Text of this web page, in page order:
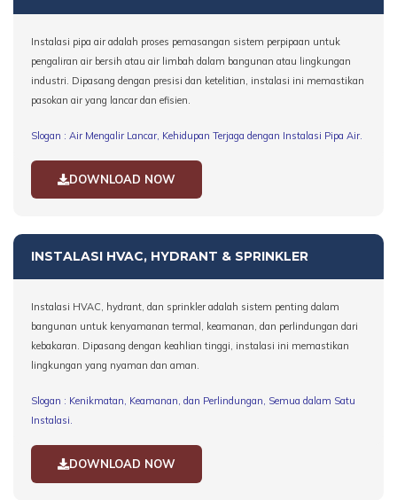
Instalasi pipa air adalah proses pemasangan sistem perpipaan untuk
pengaliran air bersih atau air limbah dalam bangunan atau lingkungan
industri. Dipasang dengan presisi dan ketelitian, instalasi ini memastikan
pasokan air yang lancar dan efisien.
Slogan : Air Mengalir Lancar, Kehidupan Terjaga dengan Instalasi Pipa Air.
DOWNLOAD NOW
INSTALASI HVAC, HYDRANT & SPRINKLER
Instalasi HVAC, hydrant, dan sprinkler adalah sistem penting dalam
bangunan untuk kenyamanan termal, keamanan, dan perlindungan dari
kebakaran. Dipasang dengan keahlian tinggi, instalasi ini memastikan
lingkungan yang nyaman dan aman.
Slogan : Kenikmatan, Keamanan, dan Perlindungan, Semua dalam Satu
Instalasi.
DOWNLOAD NOW